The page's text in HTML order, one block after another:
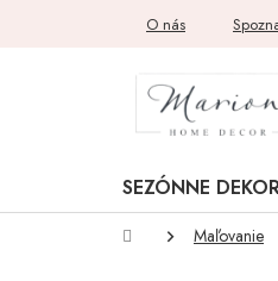
O nás
SEZÓNNE
DomovMaľovanie